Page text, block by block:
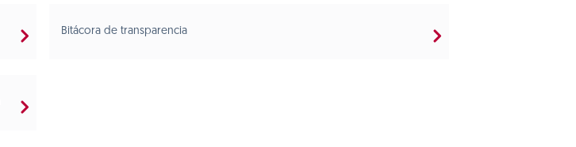
Bitácora de transparencia